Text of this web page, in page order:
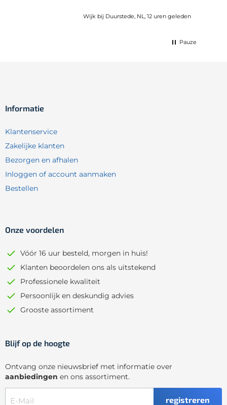
Wijk bij Duurstede, NL, 12 uren geleden
Pauze
Informatie
Klantenservice
Zakelijke klanten
Bezorgen en afhalen
Inloggen of account aanmaken
Bestellen
Onze voordelen
Vóór 16 uur besteld, morgen in huis!
Klanten beoordelen ons als uitstekend
Professionele kwaliteit
Persoonlijk en deskundig advies
Grooste assortiment
Blijf op de hoogte
Ontvang onze nieuwsbrief met informatie over
aanbiedingen en ons assortiment.
registreren